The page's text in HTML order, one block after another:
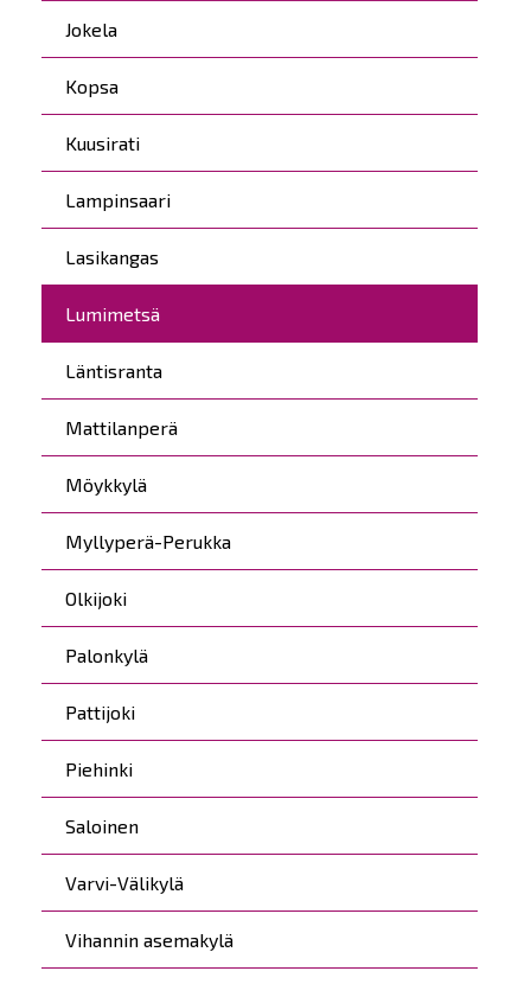
Jokela
Kopsa
Kuusirati
Lampinsaari
Lasikangas
Lumimetsä
Läntisranta
Mattilanperä
Möykkylä
Myllyperä-Perukka
Olkijoki
Palonkylä
Pattijoki
Piehinki
Saloinen
Varvi-Välikylä
Vihannin asemakylä